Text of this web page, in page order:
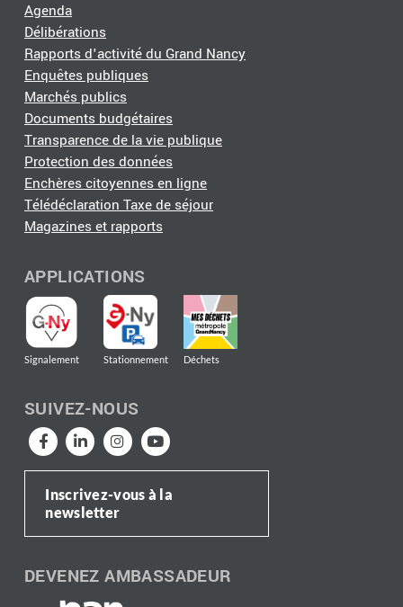
Agenda
Délibérations
Rapports d'activité du Grand Nancy
Enquêtes publiques
Marchés publics
Documents budgétaires
Transparence de la vie publique
Protection des données
Enchères citoyennes en ligne
Télédéclaration Taxe de séjour
Magazines et rapports
APPLICATIONS
Signalement Stationnement Déchets
SUIVEZ-NOUS
Inscrivez-vous à la
newsletter
DEVENEZ AMBASSADEUR